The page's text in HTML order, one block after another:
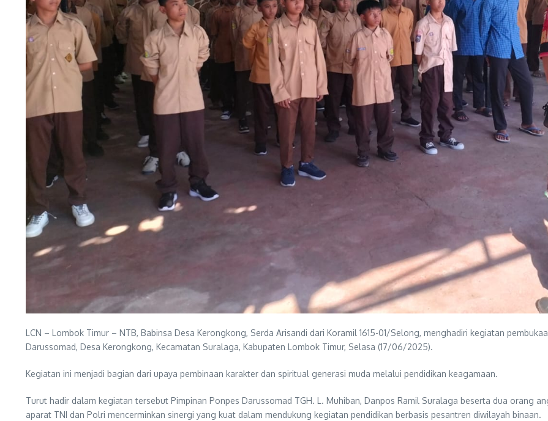
LCN – Lombok Timur – NTB, Babinsa Desa Kerongkong, Serda Arisandi dari Koramil 1615-01/Selong, menghadiri kegiatan
Darussomad, Desa Kerongkong, Kecamatan Suralaga, Kabupaten Lombok Timur, Selasa (17/06/2025).
Kegiatan ini menjadi bagian dari upaya pembinaan karakter dan spiritual generasi muda melalui pendidikan keagamaan.
Turut hadir dalam kegiatan tersebut Pimpinan Ponpes Darussomad TGH. L. Muhiban, Danpos Ramil Suralaga beserta dua orang
aparat TNI dan Polri mencerminkan sinergi yang kuat dalam mendukung kegiatan pendidikan berbasis pesantren diwilayah binaan.